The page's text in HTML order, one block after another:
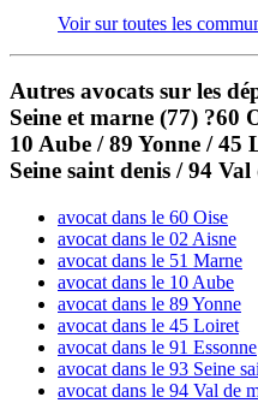
Voir sur toutes les
Autres avocats sur les
Seine et marne (77) ?60
10 Aube / 89 Yonne / 45
Seine saint denis / 94
avocat dans le 60 Oise
avocat dans le 02 Aisne
avocat dans le 51 Marne
avocat dans le 10 Aube
avocat dans le 89 Yonne
avocat dans le 45 Loiret
avocat dans le 91 Essonne
avocat dans le 93 Seine
avocat dans le 94 Val de